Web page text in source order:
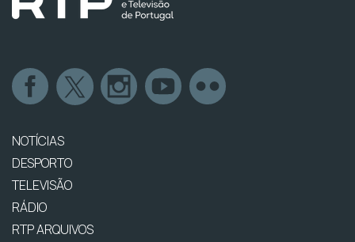
NOTÍCIAS
DESPORTO
TELEVISÃO
RÁDIO
RTP ARQUIVOS